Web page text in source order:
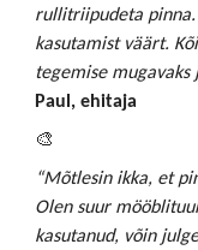
rullitriipudeta
kasutamist väärt.
tegemise mugavaks
Paul, ehitaja
🎨
“Mõtlesin ikka, et
Olen suur
kasutanud, võin